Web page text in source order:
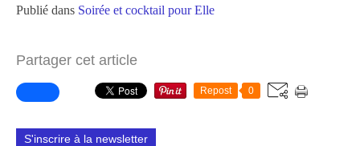
Publié dans Soirée et cocktail pour Elle
Partager cet article
Repost 0
S'inscrire à la newsletter